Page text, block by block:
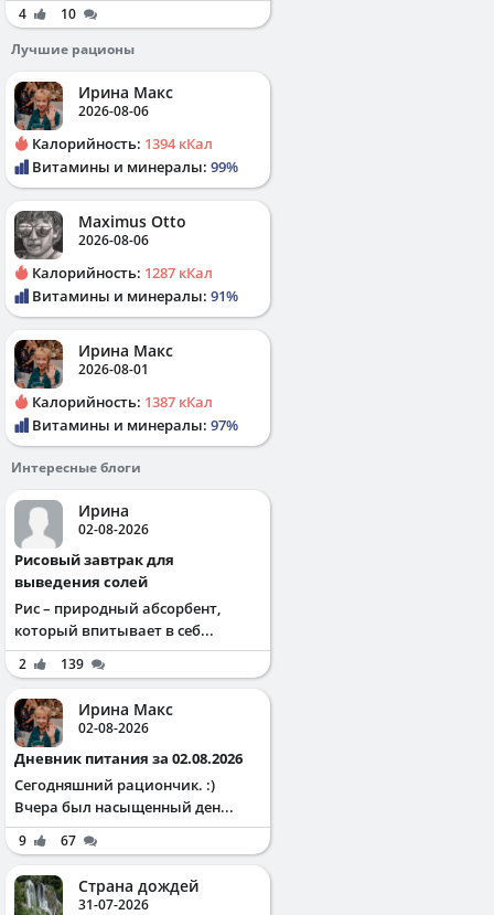
4
10
Лучшие рационы
Ирина Макс
2026-08-06
Калорийность: 1394 кКал
Витамины и минералы: 99%
Maximus Otto
2026-08-06
Калорийность: 1287 кКал
Витамины и минералы: 91%
Ирина Макс
2026-08-01
Калорийность: 1387 кКал
Витамины и минералы: 97%
Интересные блоги
Ирина
02-08-2026
Рисовый завтрак для
выведения солей
Рис – природный абсорбент,
который впитывает в себ...
2 139
Ирина Макс
02-08-2026
Дневник питания за 02.08.2026
Сегодняшний рациончик. :)
Вчера был насыщенный ден...
9 67
Страна дождей
31-07-2026